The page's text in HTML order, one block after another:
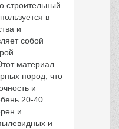
строительный
в
и
собой
материал
пород, что
и
20-40
и
и